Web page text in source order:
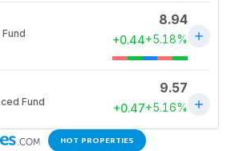
HOT PROPERTIES